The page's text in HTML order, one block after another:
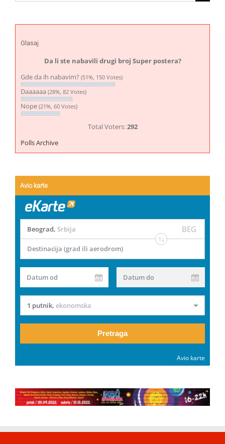
Glasaj
Da li ste nabavili drugi broj Super postera?
Gde da ih nabavim? (51%, 150 Votes)
Daaaaaa (28%, 82 Votes)
Nope (21%, 60 Votes)
Total Voters:292
Polls Archive
Avio karte
Beograd, Srbija BEG
Destinacija (grad ili aerodrom)
Datum od Datum do
1 putnik, ekonomska
Pretraga
Avio karte